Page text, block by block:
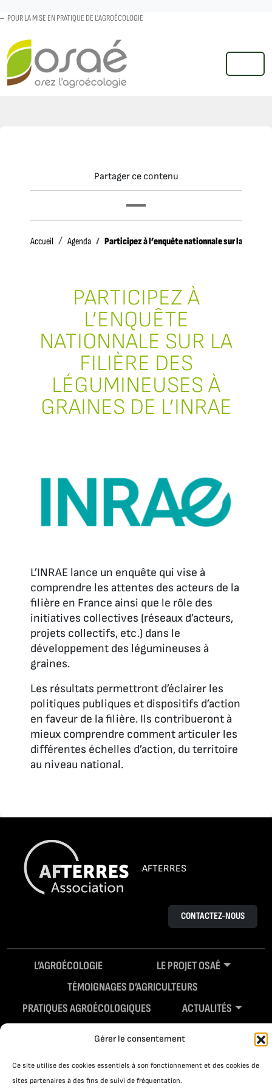
Gérer le consentement
Ce site utilise des cookies essentiels à son fonctionnement et des cookies de
sites partenaires à des fins de suivi de fréquentation.
POUR LA MISE EN PRATIQUE DE L'AGROÉCOLOGIE
MENU
Partager ce contenu
Accueil AccueilAgenda Participez à l’enquête nationnale sur la filière
PARTICIPEZ À
L’ENQUÊTE
NATIONNALE SUR LA
FILIÈRE DES
LÉGUMINEUSES À
GRAINES DE L’INRAE
L’INRAE lance un enquête qui vise à
comprendre les attentes des acteurs de la
filière en France ainsi que le rôle des
initiatives collectives (réseaux d’acteurs,
projets collectifs, etc.) dans le
développement des légumineuses à
graines.
Les résultats permettront d’éclairer les
politiques publiques et dispositifs d’action
en faveur de la filière. Ils contribueront à
mieux comprendre comment articuler les
différentes échelles d’action, du territoire
au niveau national.
AFTERRES
CONTACTEZ-NOUS
L’AGROÉCOLOGIE
LE PROJET OSAÉ
TÉMOIGNAGES D’AGRICULTEURS
PRATIQUES AGROÉCOLOGIQUES
ACTUALITÉS